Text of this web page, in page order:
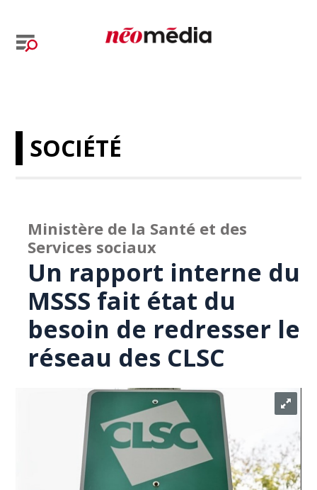
SOCIÉTÉ
Ministère de la Santé et des
Services sociaux
Un rapport interne du
MSSS fait état du
besoin de redresser le
réseau des CLSC